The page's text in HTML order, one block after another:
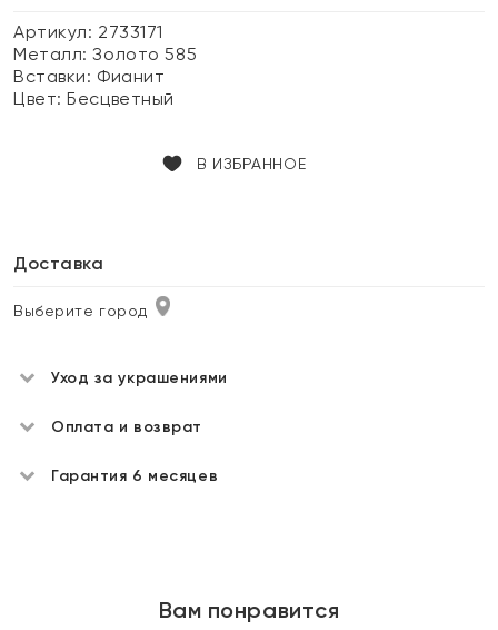
Артикул: 2733171
Металл:Золото 585
Вставки: Фианит
Цвет:Бесцветный
В ИЗБРАННОЕ
Доставка
Выберите город
Уход за украшениями
Оплата и возврат
Гарантия 6 месяцев
Вам понравится